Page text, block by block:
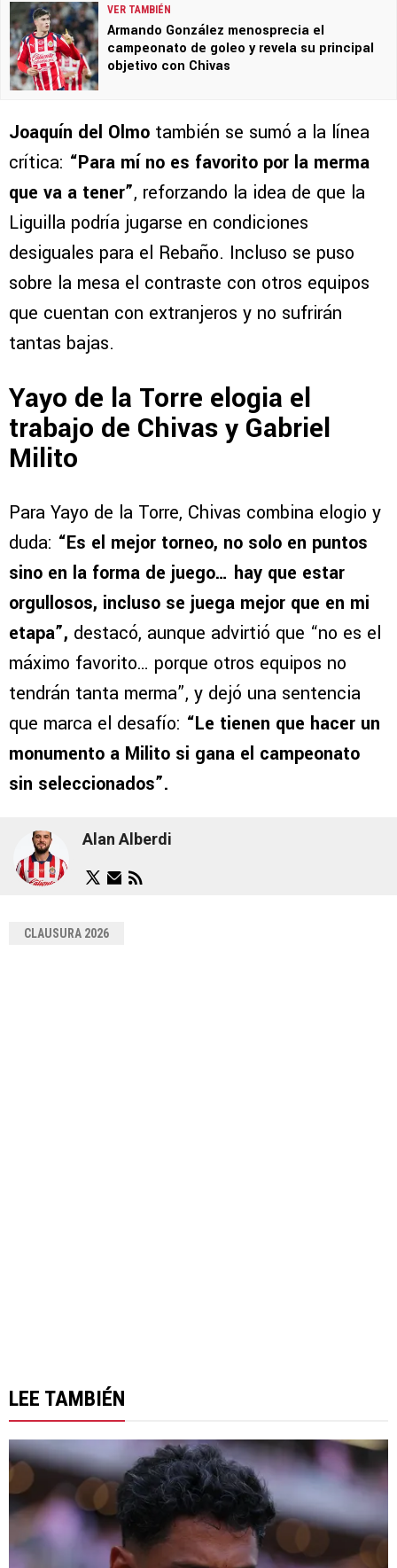
VER TAMBIÉN
Armando González menosprecia el
campeonato de goleo y revela su principal
objetivo con Chivas
Joaquín del Olmo también se sumó a la línea
crítica: “Para mí no es favorito por la merma
que va a tener”, reforzando la idea de que la
Liguilla podría jugarse en condiciones
desiguales para el Rebaño. Incluso se puso
sobre la mesa el contraste con otros equipos
que cuentan con extranjeros y no sufrirán
tantas bajas.
Yayo de la Torre elogia el
trabajo de Chivas y Gabriel
Milito
Para Yayo de la Torre, Chivas combina elogio y
duda: “Es el mejor torneo, no solo en puntos
sino en la forma de juego… hay que estar
orgullosos, incluso se juega mejor que en mi
etapa”, destacó, aunque advirtió que “no es el
máximo favorito… porque otros equipos no
tendrán tanta merma”, y dejó una sentencia
que marca el desafío: “Le tienen que hacer un
monumento a Milito si gana el campeonato
sin seleccionados”.
Alan Alberdi
CLAUSURA 2026
LEE TAMBIÉN